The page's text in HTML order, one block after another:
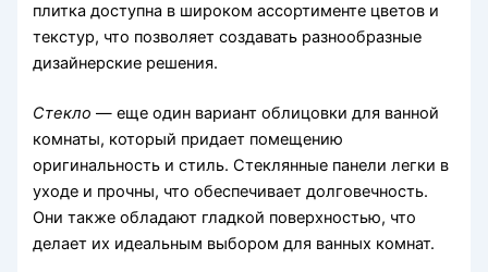
плитка доступна в широком ассортименте цветов и
текстур, что позволяет создавать разнообразные
дизайнерские решения.
Стекло — еще один вариант облицовки для ванной
комнаты, который придает помещению
оригинальность и стиль. Стеклянные панели легки в
уходе и прочны, что обеспечивает долговечность.
Они также обладают гладкой поверхностью, что
делает их идеальным выбором для ванных комнат.